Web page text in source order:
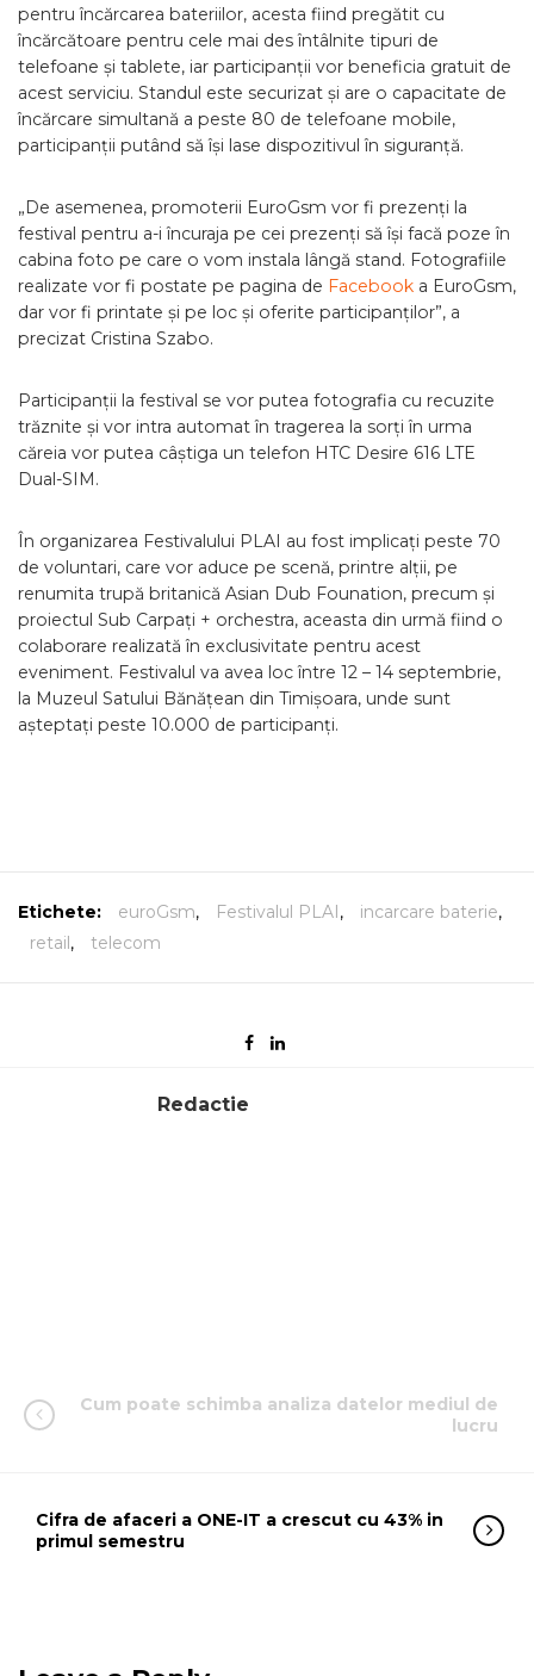
pentru încărcarea bateriilor, acesta fiind pregătit cu
încărcătoare pentru cele mai des întâlnite tipuri de
telefoane și tablete, iar participanții vor beneficia gratuit de
acest serviciu. Standul este securizat și are o capacitate de
încărcare simultană a peste 80 de telefoane mobile,
participanții putând să își lase dispozitivul în siguranță.
„De asemenea, promoterii EuroGsm vor fi prezenți la
festival pentru a-i încuraja pe cei prezenți să își facă poze în
cabina foto pe care o vom instala lângă stand. Fotografiile
realizate vor fi postate pe pagina de Facebook a EuroGsm,
dar vor fi printate și pe loc și oferite participanților”, a
precizat Cristina Szabo.
Participanții la festival se vor putea fotografia cu recuzite
trăznite și vor intra automat în tragerea la sorți în urma
căreia vor putea câștiga un telefon HTC Desire 616 LTE
Dual-SIM.
În organizarea Festivalului PLAI au fost implicați peste 70
de voluntari, care vor aduce pe scenă, printre alții, pe
renumita trupă britanică Asian Dub Founation, precum și
proiectul Sub Carpați + orchestra, aceasta din urmă fiind o
colaborare realizată în exclusivitate pentru acest
eveniment. Festivalul va avea loc între 12 – 14 septembrie,
la Muzeul Satului Bănățean din Timișoara, unde sunt
așteptați peste 10.000 de participanți.
Etichete: euroGsm, Festivalul PLAI, incarcare baterie,
retail, telecom
Redactie
Cum poate schimba analiza datelor mediul de
lucru
Cifra de afaceri a ONE-IT a crescut cu 43% in
primul semestru